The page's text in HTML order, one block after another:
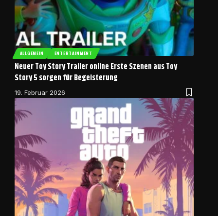
ALLGEMEIN ENTERTAINMENT
Neuer Toy Story Trailer online Erste Szenen aus Toy
Story 5 sorgen für Begeisterung
19. Februar 2026